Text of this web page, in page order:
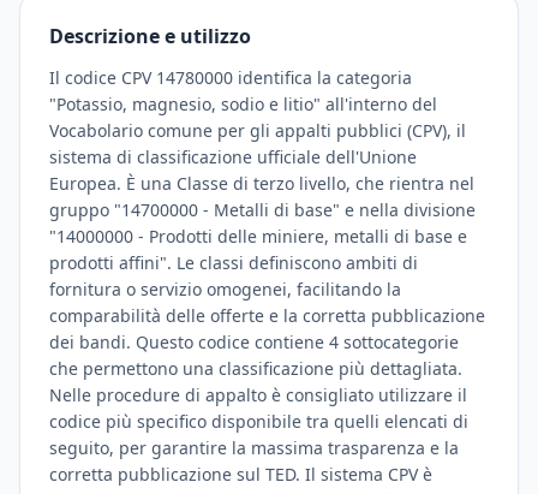
Descrizione e utilizzo
Il codice CPV 14780000 identifica la categoria
"Potassio, magnesio, sodio e litio" all'interno del
Vocabolario comune per gli appalti pubblici (CPV), il
sistema di classificazione ufficiale dell'Unione
Europea. È una Classe di terzo livello, che rientra nel
gruppo "14700000 - Metalli di base" e nella divisione
"14000000 - Prodotti delle miniere, metalli di base e
prodotti affini". Le classi definiscono ambiti di
fornitura o servizio omogenei, facilitando la
comparabilità delle offerte e la corretta pubblicazione
dei bandi. Questo codice contiene 4 sottocategorie
che permettono una classificazione più dettagliata.
Nelle procedure di appalto è consigliato utilizzare il
codice più specifico disponibile tra quelli elencati di
seguito, per garantire la massima trasparenza e la
corretta pubblicazione sul TED. Il sistema CPV è